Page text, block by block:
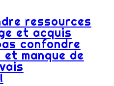
ressources
et acquis
confondre
manque de